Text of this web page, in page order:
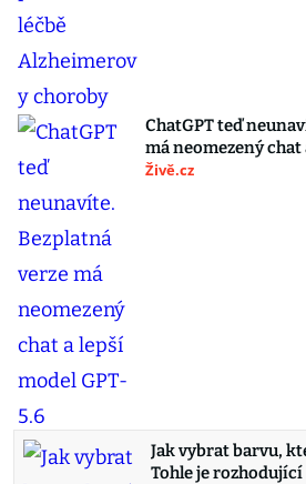
ChatGPT teď
má neomezený chat
Živě.cz
Jak vybrat barvu,
Tohle je rozhodující